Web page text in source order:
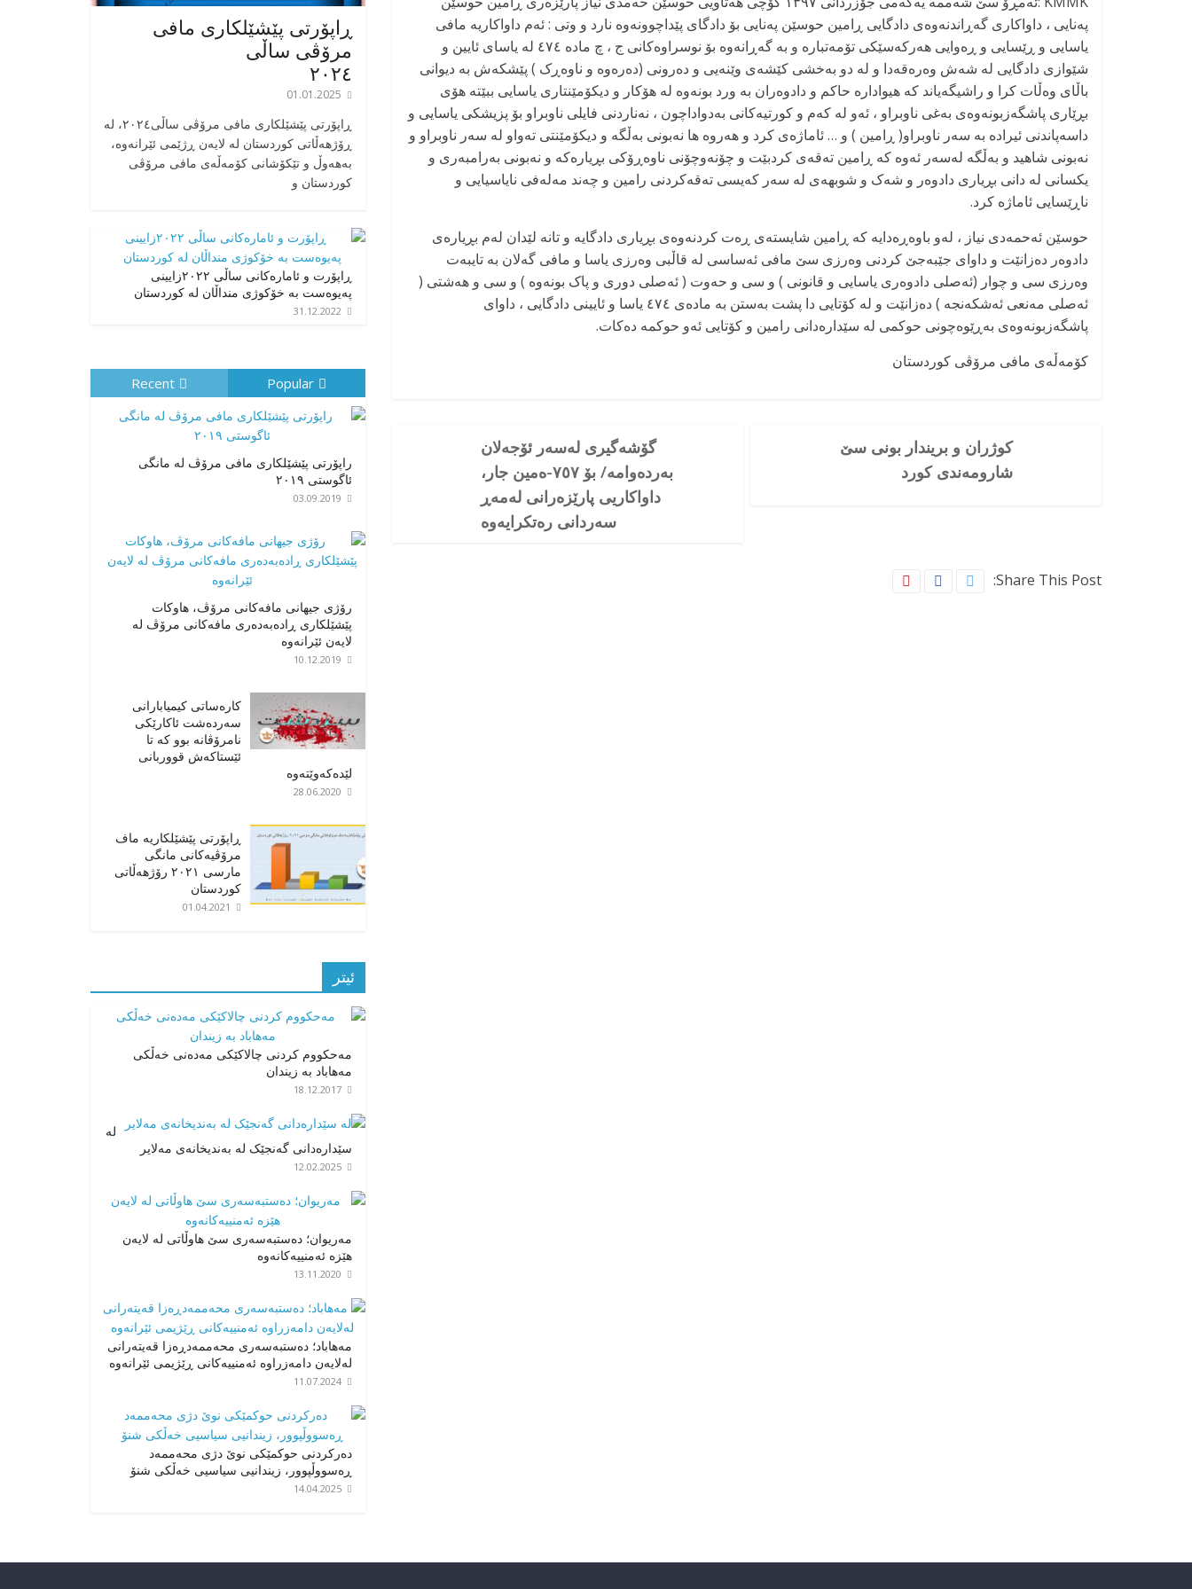
پەنایی ، داواکاری گەڕاندنەوەی دادگایی ڕامین حوسێن پەنایی بۆ دادگای پێداچوونەوە نارد و وتی : ئەم داواکاریە مافی
یاسایی و ڕێسایی و ڕەوایی هەرکەسێکی تۆمەتبارە و بە گەڕانەوە بۆ نوسراوەکانی ج ، چ مادە ٤۷٤ لە یاسای ئایین و
شێوازی دادگایی لە شەش وەرەقەدا و لە دو بەخشی کێشەی وێنەیی و دەرونی (دەرەوە و ناوەڕک ) پێشکەش بە دیوانی
باڵای وەڵات کرا و راشیگەیاند کە هیوادارە حاکم و دادوەران بە ورد بونەوە لە هۆکار و دیکۆمێنتاری یاسایی ببێتە هۆی
بڕێاری پاشگەزبونەوەی بەغی ناوبراو ، ئەو لە کەم و کورتیەکانی بەدواداچون ، نەناردنی فایلی ناوبراو بۆ پزیشکی یاسایی و
داسەپاندنی ئیرادە بە سەر ناوبراو( ڕامین ) و … ئاماژەی کرد و هەروە ها نەبونی بەڵگە و دیکۆمێنتی تەواو لە سەر ناوبراو و
نەبونی شاهید و بەڵگە لەسەر ئەوە کە ڕامین تەقەی کردبێت و چۆنەوچۆنی ناوەڕۆکی بڕیارەکە و نەبونی بەرامبەری و
یکسانی لە دانی بڕیاری دادوەر و شەک و شوبهەی لە سەر کەیسی تەقەکردنی رامین و چەند مەلەفی نایاسیایی و
ناڕێسایی ئاماژە کرد.
حوسێن ئەحمەدی نیاز ، لەو باوەڕەدایە کە ڕامین شایستەی ڕەت کردنەوەی بڕیاری دادگایە و تانە لێدان لەم بڕیارەی
دادوەر دەزانێت و داوای جێبەجێ کردنی وەرزی سێ مافی ئەساسی لە قاڵبی وەرزی یاسا و مافی گەلان بە تایبەت
وەرزی سی و چوار (ئەصلی دادوەری یاسایی و قانونی ) و سی و حەوت ( ئەصلی دوری و پاک بونەوە ) و سی و هەشتی (
ئەصلی مەنعی ئەشکەنجە ) دەزانێت و لە کۆتایی دا پشت بەستن بە مادەی ٤۷٤ یاسا و ئایینی دادگایی ، داوای
پاشگەزبونەوەی بەڕێوەچونی حوکمی لە سێدارەدانی رامین و کۆتایی ئەو حوکمە دەکات.
کۆمەڵەی مافی مرۆڤی کوردستان
کوژران و بریندار بونی سێ
شارومەندی کورد
گۆشەگیری لەسەر ئۆجەلان
بەردەوامە/ بۆ ٧٥٧-ەمین جار،
داواکاریی پارێزەرانی لەمەڕ
سەردانی رەتکرایەوە
Share This Post:
ڕاپۆرتی پێشێلکاری مافی
مرۆڤی ساڵی
٢٠٢٤
01.01.2025
‎ڕاپۆرتی پێشێلکاری مافی مرۆڤی ساڵی٢٠٢٤، له
ڕۆژهەڵاتی کوردستان له لایەن ڕژێمی ئێرانەوە،
بە‎هەوڵ و تێکۆشانی کۆمەڵەی مافی مرۆڤی
کوردستان و
ڕاپۆرت و ئامارەکانی ساڵی ٢٠٢٢زایینی
پەیوەست بە خۆکوژی منداڵان لە کوردستان
31.12.2022
Popular
Recent
راپۆرتی پێشێلكاری مافی مرۆڤ له‌ مانگی
ئاگوستی ٢٠١٩
03.09.2019
رۆژی جیهانی مافەکانی مرۆڤ، هاوکات
پێشێلکاری ڕادەبەدەری مافەکانی مرۆڤ لە
لایەن ئێرانەوە
10.12.2019
کارەساتی کیمیابارانی
سەردەشت ئاکارێکی
نامرۆڤانە بوو کە تا
ئێستاکەش قووربانی
لێدەکەوێتەوە
28.06.2020
ڕاپۆرتی پێشێلکاریە ماف
مرۆڤیەکانی مانگی
مارسی ٢٠٢١ رۆژهەڵاتی
کوردستان
01.04.2021
ئیتر
مەحکووم کردنی چالاکێکی مەدەنی خەڵکی
مەهاباد بە زیندان
18.12.2017
لە
سێدارەدانی گەنجێک لە بەندیخانەی مەلایر
12.02.2025
مەریوان؛ دەستبەسەری سێ هاوڵاتی لە لایەن
هێزە ئەمنییەکانەوە
13.11.2020
مەهاباد؛ دەستبەسەری محەممەدڕەزا قەیتەرانی
لەلایەن دامەزراوە ئەمنییەکانی ڕێژیمی ئێرانەوە
11.07.2024
دەرکردنی حوکمێکی نوێ دژی محەممەد
ڕەسووڵپوور، زیندانیی سیاسیی خەڵکی شنۆ
14.04.2025